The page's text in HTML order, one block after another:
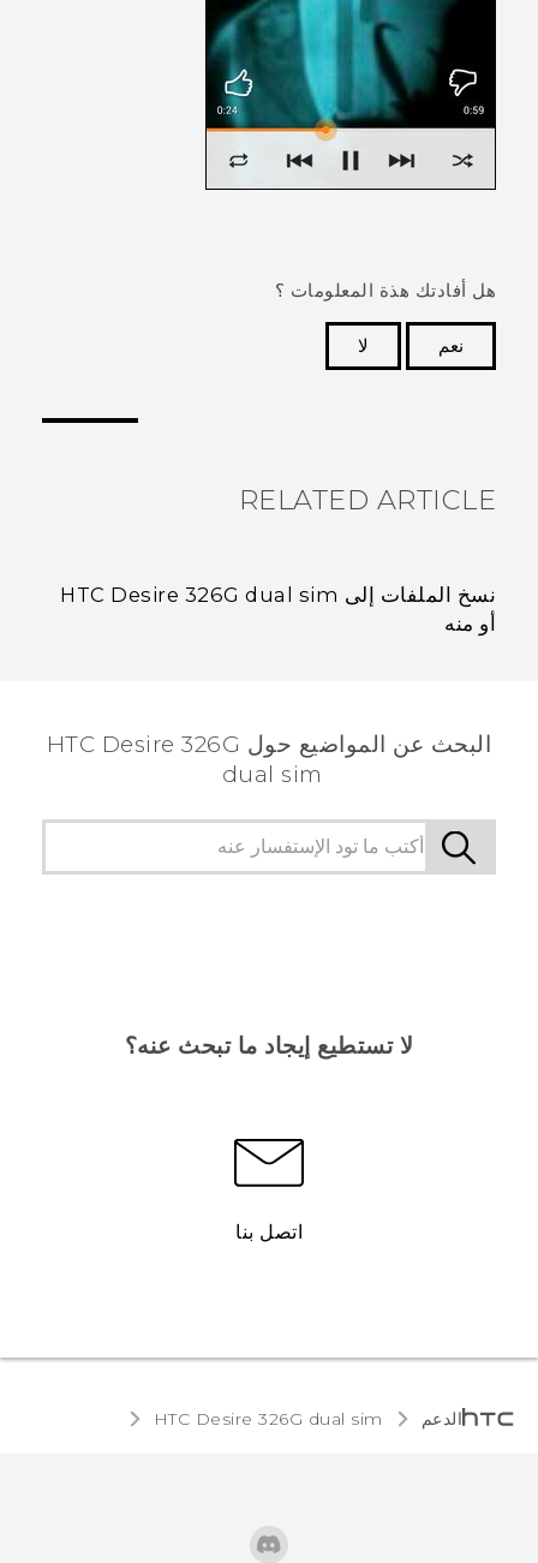
هل أفادتك هذة المعلومات ؟
نعم
لا
RELATED ARTICLE
نسخ الملفات إلى HTC Desire 326G dual sim
أو منه
البحث عن المواضيع حول HTC Desire 326G
dual sim
لا تستطيع إيجاد ما تبحث عنه؟
اتصل بنا
الدعم HTC Desire 326G dual sim‎